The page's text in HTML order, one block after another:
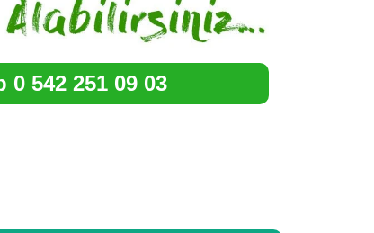
0 542 251 09 03